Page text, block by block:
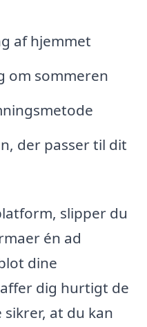
af hjemmet
om sommeren
der passer til dit
slipper du
én ad
dine
dig hurtigt de
at du kan